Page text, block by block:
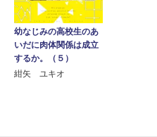
幼なじみの高校生のあ
いだに肉体関係は成立
するか。（５）
紺矢 ユキオ